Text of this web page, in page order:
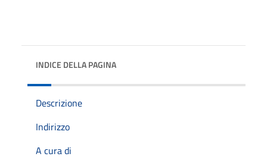
INDICE DELLA PAGINA
Descrizione
Indirizzo
A cura di